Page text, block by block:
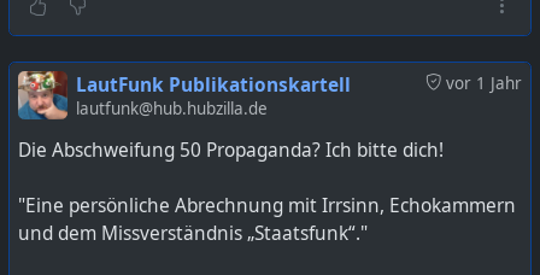
medizinischesSystem
#Podcast#PodcastDeutsch#podcastdeutschland
#podcasters#podcasting#podcastmakers#podcastshow
#Rettungsdienst # Übergewicht
Bild KI generiert mit ChatGPT
https://lautfunk.uber.space/podcast/die-abschweifung-
52-notfall-xxl-wenn-gewicht-zur-huerde-wird/
vor 1 Jahr
LautFunk Publikationskartell
lautfunk@hub.hubzilla.de
Die Abschweifung 50 Propaganda? Ich bitte dich!
"Eine persönliche Abrechnung mit Irrsinn, Echokammern
und dem Missverständnis „Staatsfunk“."